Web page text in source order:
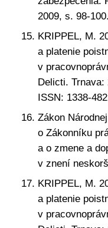
2009, s. 98-
KRIPPEL, M.
a platenie
v
Delicti.
ISSN: 1338-
Zákon
o Zákonníku
a o zmene a
v znení
KRIPPEL, M.
a platenie
v